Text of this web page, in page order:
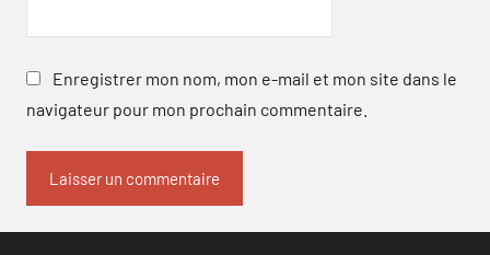
Enregistrer mon nom, mon e-mail et mon site dans le
navigateur pour mon prochain commentaire.